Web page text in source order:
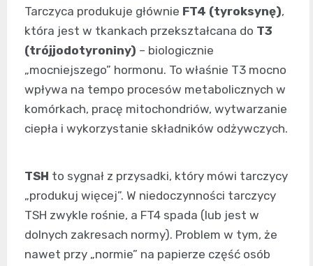
Tarczyca produkuje głównie FT4 (tyroksynę),
która jest w tkankach przekształcana do T3
(trójjodotyroniny) – biologicznie
„mocniejszego” hormonu. To właśnie T3 mocno
wpływa na tempo procesów metabolicznych w
komórkach, pracę mitochondriów, wytwarzanie
ciepła i wykorzystanie składników odżywczych.
TSH to sygnał z przysadki, który mówi tarczycy
„produkuj więcej”. W niedoczynności tarczycy
TSH zwykle rośnie, a FT4 spada (lub jest w
dolnych zakresach normy). Problem w tym, że
nawet przy „normie” na papierze część osób